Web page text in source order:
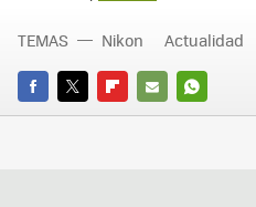
FACEBOOK
TWITTERFLIPBOARD
E-
WHATSAPP
TEMAS Nikon Actualidad